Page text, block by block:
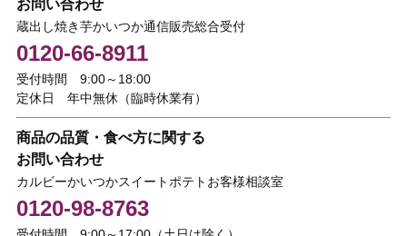
お問い合わせ
蔵出し焼き芋かいつか通信販売総合受付
0120-66-8911
受付時間 9:00～18:00
定休日 年中無休（臨時休業有）
商品の品質・食べ方に関する
お問い合わせ
カルビーかいつかスイートポテトお客様相談室
0120-98-8763